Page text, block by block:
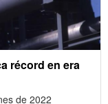
récord en era
de 2022